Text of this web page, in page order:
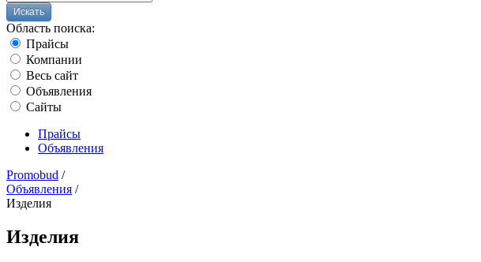
Область поиска:
Прайсы
Компании
Весь сайт
Объявления
Сайты
Прайсы
Объявления
Promobud /
Объявления /
Изделия
Изделия